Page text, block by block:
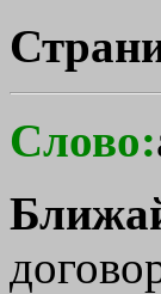
Слово: